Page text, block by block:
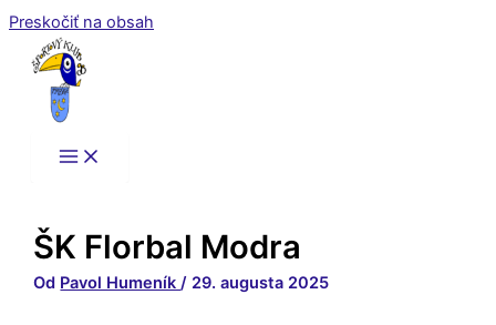
Preskočiť na obsah
ŠK Florbal Modra
Od Pavol Humeník/ 29. augusta 2025